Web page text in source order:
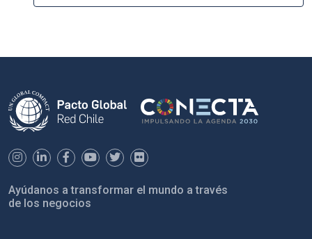
Ayúdanos a transformar el mundo a través
de los negocios